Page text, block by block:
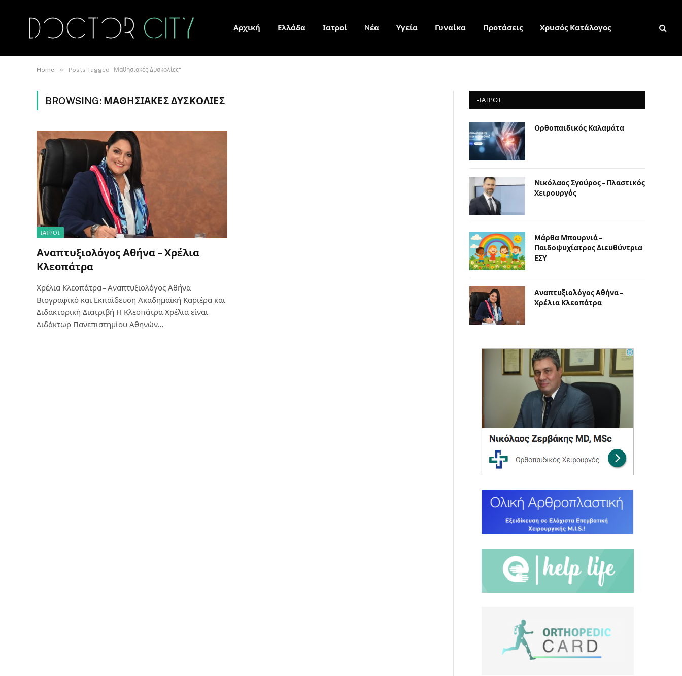
Αρχική Ελλάδα Ιατροί Nέα Υγεία Γυναίκα Προτάσεις Χρυσός Κατάλογος
Home » Posts Tagged "Μαθησιακές Δυσκολίες"
BROWSING: ΜΑΘΗΣΙΑΚΈΣ ΔΥΣΚΟΛΊΕΣ
ΙΑΤΡΟΊ
Αναπτυξιολόγος Αθήνα – Χρέλια
Κλεοπάτρα
Χρέλια Κλεοπάτρα – Αναπτυξιολόγος Αθήνα
Βιογραφικό και Εκπαίδευση Ακαδημαϊκή Καριέρα και
Διδακτορική Διατριβή Η Κλεοπάτρα Χρέλια είναι
Διδάκτωρ Πανεπιστημίου Αθηνών…
-ΙΑΤΡΟΙ
Ορθοπαιδικός Καλαμάτα
Νικόλαος Σγούρος – Πλαστικός
Χειρουργός
Μάρθα Μπουρνιά –
Παιδοψυχίατρος Διευθύντρια
ΕΣΥ
Αναπτυξιολόγος Αθήνα –
Χρέλια Κλεοπάτρα